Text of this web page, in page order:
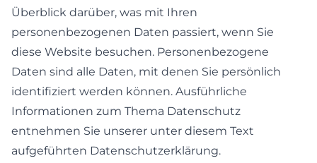
Überblick darüber, was mit Ihren
personenbezogenen Daten passiert, wenn Sie
diese Website besuchen. Personenbezogene
Daten sind alle Daten, mit denen Sie persönlich
identifiziert werden können. Ausführliche
Informationen zum Thema Datenschutz
entnehmen Sie unserer unter diesem Text
aufgeführten Datenschutzerklärung.